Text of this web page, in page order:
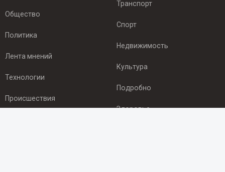
Общество
Политика
Лента мнений
Технологии
Происшествия
Транспорт
Спорт
Недвижимость
Культура
Подробно
Здоровье